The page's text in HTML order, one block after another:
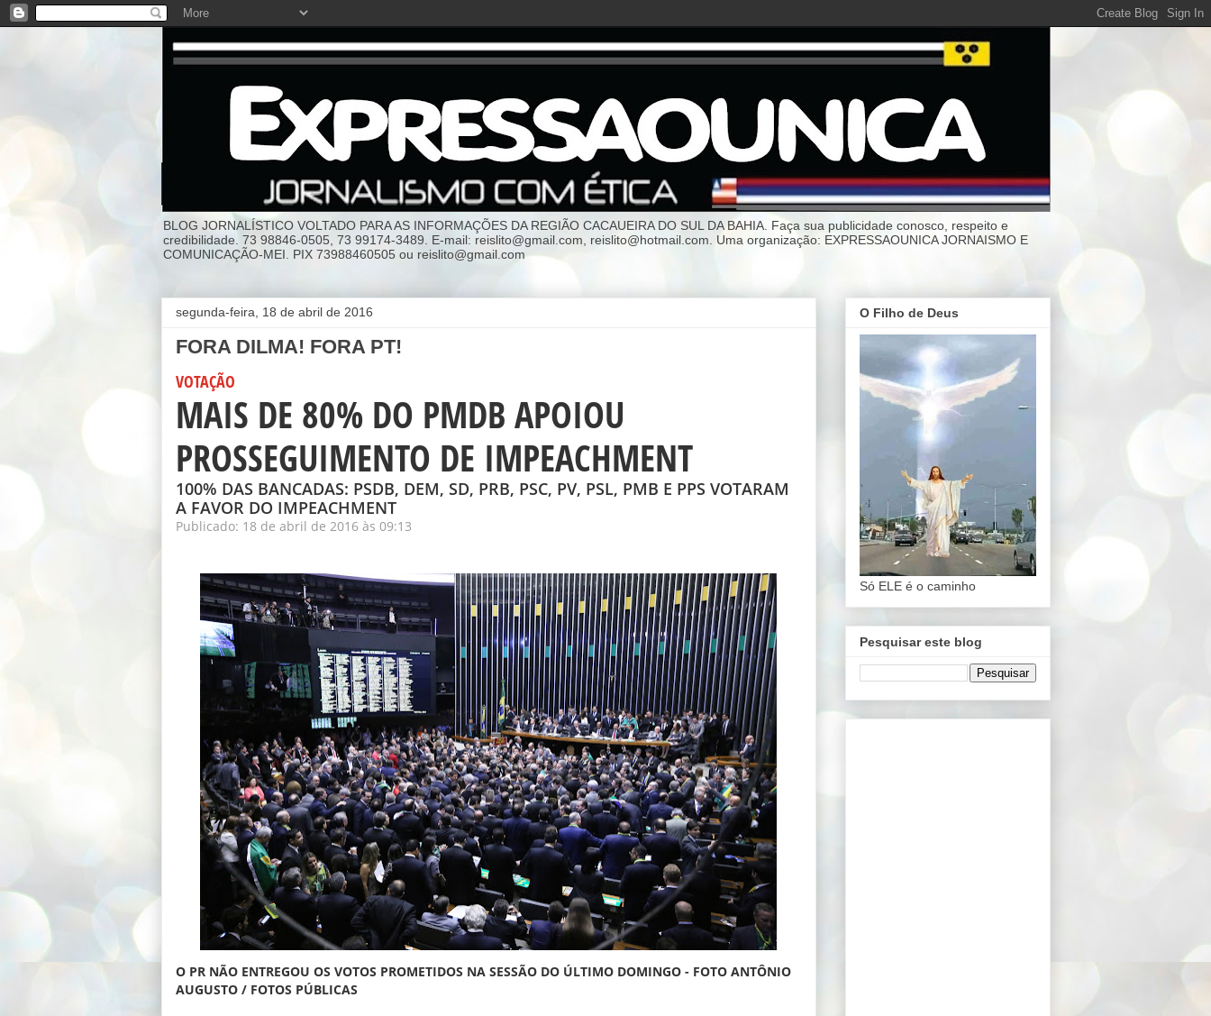
BLOG JORNALÍSTICO VOLTADO PARA AS INFORMAÇÕES DA REGIÃO CACAUEIRA DO SUL DA BAHIA. Faça sua publicidade conosco, respeito e
credibilidade. 73 98846-0505, 73 99174-3489. E-mail: reislito@gmail.com, reislito@hotmail.com. Uma organização: EXPRESSAOUNICA JORNAISMO E
COMUNICAÇÃO-MEI. PIX 73988460505 ou reislito@gmail.com
segunda-feira, 18 de abril de 2016
FORA DILMA! FORA PT!
VOTAÇÃO
MAIS DE 80% DO PMDB APOIOU
PROSSEGUIMENTO DE IMPEACHMENT
100% DAS BANCADAS: PSDB, DEM, SD, PRB, PSC, PV, PSL, PMB E PPS VOTARAM
A FAVOR DO IMPEACHMENT
Publicado: 18 de abril de 2016 às 09:13
O PR NÃO ENTREGOU OS VOTOS PROMETIDOS NA SESSÃO DO ÚLTIMO DOMINGO - FOTO ANTÔNIO
AUGUSTO / FOTOS PÚBLICAS
O Filho de Deus
Só ELE é o caminho
Pesquisar este blog